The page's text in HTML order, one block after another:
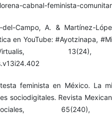
cabnal-feminista-
del-Campo, A. & Martínez-
en YouTube: #Ayotzinapa,
Virtualis,
feminista en México. La
sociodigitales. Revista
65(240),